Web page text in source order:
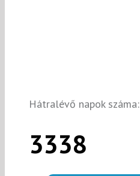
Hátralévő napok száma:
3338